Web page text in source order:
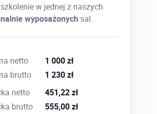
w jednej z naszych
wyposażonych sal.
netto
1 000 zł
brutto
1 230 zł
netto
451,22 zł
brutto
555,00 zł